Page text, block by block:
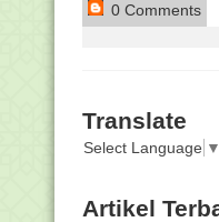
0 Comments
Translate
Select Language ▼
Artikel